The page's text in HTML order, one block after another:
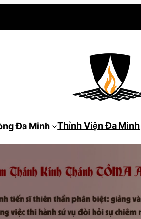
Đa Minh Thỉnh Viện Đa Minh